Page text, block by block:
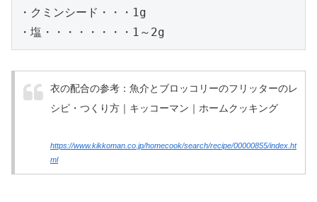
・クミンシード・・・1g
・塩・・・・・・・・1～2g
衣の配合の参考：魚介とブロッコリーのフリッターのレ
シピ・つくり方｜キッコーマン｜ホームクッキング
https://www.kikkoman.co.jp/homecook/search/recipe/00000855/index.ht
ml